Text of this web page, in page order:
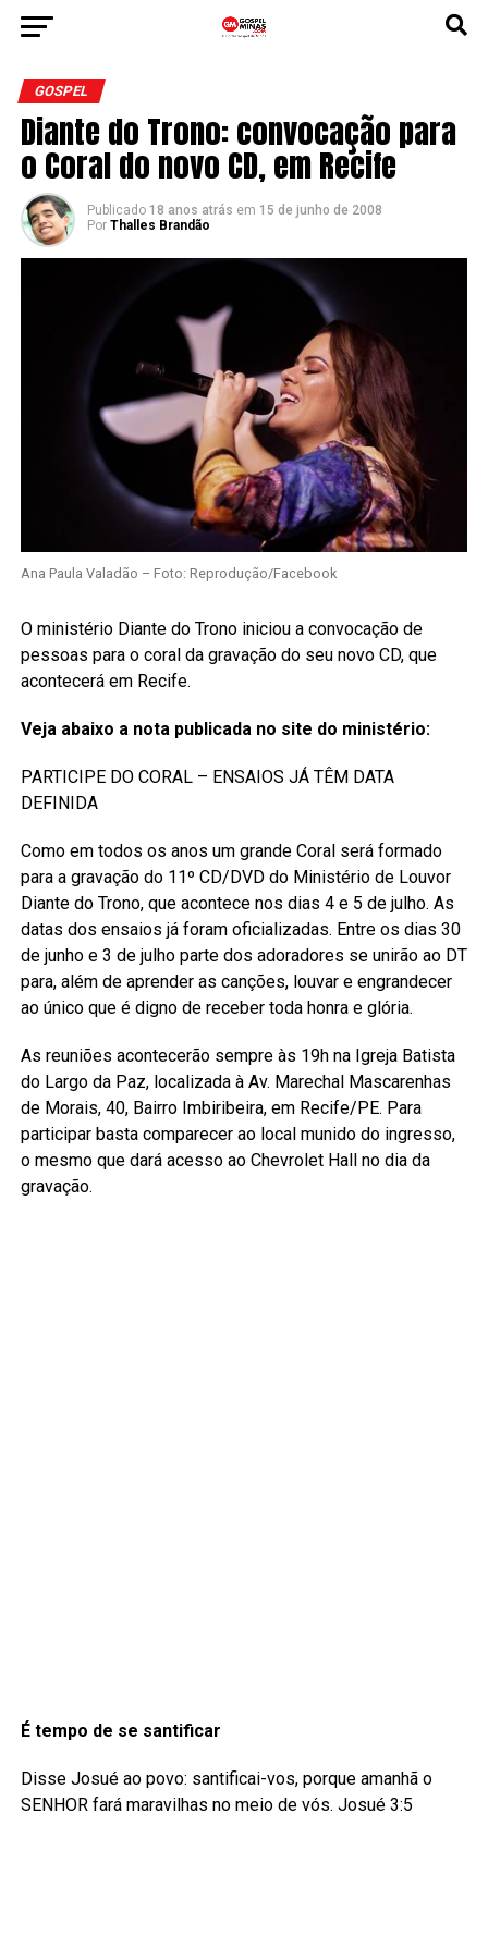
GOSPEL
Diante do Trono: convocação para
o Coral do novo CD, em Recife
Publicado 18 anos atrás em 15 de junho de 2008
Por Thalles Brandão
Ana Paula Valadão – Foto: Reprodução/Facebook
O ministério Diante do Trono iniciou a convocação de
pessoas para o coral da gravação do seu novo CD, que
acontecerá em Recife.
Veja abaixo a nota publicada no site do ministério:
PARTICIPE DO CORAL – ENSAIOS JÁ TÊM DATA
DEFINIDA
Como em todos os anos um grande Coral será formado
para a gravação do 11º CD/DVD do Ministério de Louvor
Diante do Trono, que acontece nos dias 4 e 5 de julho. As
datas dos ensaios já foram oficializadas. Entre os dias 30
de junho e 3 de julho parte dos adoradores se unirão ao DT
para, além de aprender as canções, louvar e engrandecer
ao único que é digno de receber toda honra e glória.
As reuniões acontecerão sempre às 19h na Igreja Batista
do Largo da Paz, localizada à Av. Marechal Mascarenhas
de Morais, 40, Bairro Imbiribeira, em Recife/PE. Para
participar basta comparecer ao local munido do ingresso,
o mesmo que dará acesso ao Chevrolet Hall no dia da
gravação.
É tempo de se santificar
Disse Josué ao povo: santificai-vos, porque amanhã o
SENHOR fará maravilhas no meio de vós. Josué 3:5